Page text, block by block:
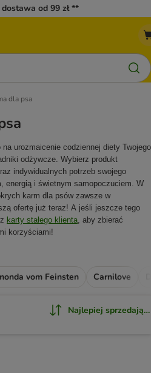
od 99 zł **
dla psa
urozmaicenie codziennej diety Twojego
odżywcze. Wybierz produkt
indywidualnych potrzeb swojego
energią i świetnym samopoczuciem. W
karm dla psów zawsze w
ofertę już teraz! A jeśli jeszcze tego
karty stałego klienta, aby zbierać
korzyściami!
vom Feinsten Carnilove
Najlepiej